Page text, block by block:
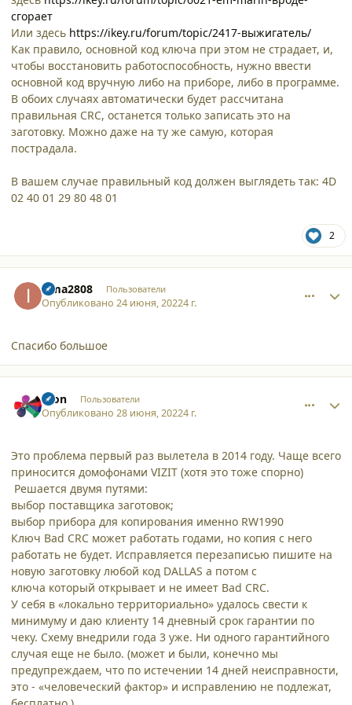
сгорает
Или здесь https://ikey.ru/forum/topic/2417-выжигатель/
Как правило, основной код ключа при этом не страдает, и,
чтобы восстановить работоспособность, нужно ввести
основной код вручную либо на приборе, либо в программе.
В обоих случаях автоматически будет рассчитана
правильная CRC, останется только записать это на
заготовку. Можно даже на ту же самую, которая
пострадала.
В вашем случае правильный код должен выглядеть так: 4D
02 40 01 29 80 48 01
2
isma2808 Пользователи
Опубликовано24 июня, 20224 г.
Спасибо большое
aron Пользователи
Опубликовано28 июня, 20224 г.
Это проблема первый раз вылетела в 2014 году. Чаще всего
приносится домофонами VIZIT (хотя это тоже спорно)
Решается двумя путями:
выбор поставщика заготовок;
выбор прибора для копирования именно RW1990
Ключ Bad CRC может работать годами, но копия с него
работать не будет. Исправляется перезаписью пишите на
новую заготовку любой код DALLAS а потом с
ключа который открывает и не имеет Bad CRC.
У себя в «локально территориально» удалось свести к
минимуму и даю клиенту 14 дневный срок гарантии по
чеку. Схему внедрили года 3 уже. Ни одного гарантийного
случая еще не было. (может и были, конечно мы
предупреждаем, что по истечении 14 дней неисправности,
это - «человеческий фактор» и исправлению не подлежат,